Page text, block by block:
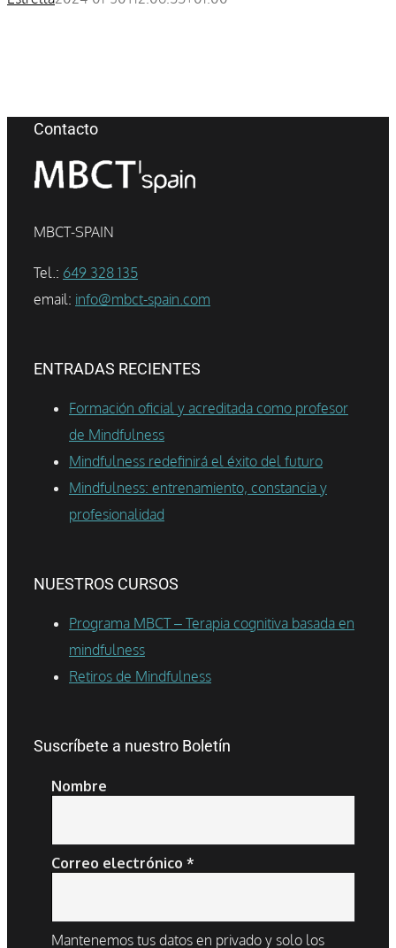
Contacto
MBCT-SPAIN
Tel.: 649 328 135
email: info@mbct-spain.com
ENTRADAS RECIENTES
Formación oficial y acreditada como profesor
de Mindfulness
Mindfulness redefinirá el éxito del futuro
Mindfulness: entrenamiento, constancia y
profesionalidad
NUESTROS CURSOS
Programa MBCT – Terapia cognitiva basada en
mindfulness
Retiros de Mindfulness
Suscríbete a nuestro Boletín
Nombre
Correo electrónico *
Mantenemos tus datos en privado y solo los